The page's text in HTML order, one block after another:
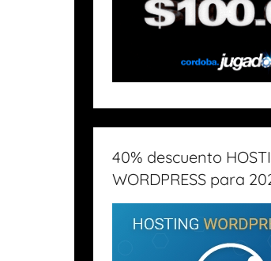
40% descuento
WORDPRESS para